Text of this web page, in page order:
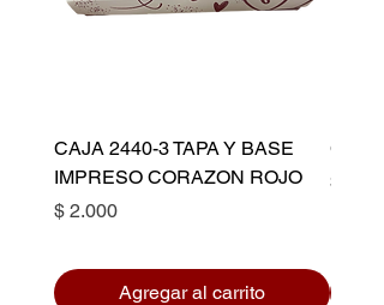
CAJA 2440-3 TAPA Y BASE
IMPRESO CORAZON ROJO
Precio
$ 2.000
Agregar al carrito
Precio
$